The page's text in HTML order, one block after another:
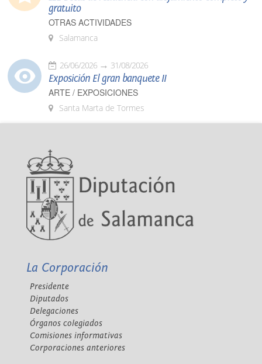
gratuito
OTRAS ACTIVIDADES
Salamanca
26/06/2026 31/08/2026
Exposición El gran banquete II
ARTE / EXPOSICIONES
Santa Marta de Tormes
La Corporación
Presidente
Diputados
Delegaciones
Órganos colegiados
Comisiones informativas
Corporaciones anteriores